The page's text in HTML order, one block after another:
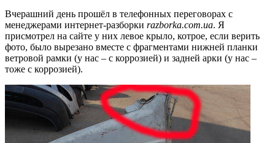
Вчерашний день прошёл в телефонных переговорах с
менеджерами интернет-разборки razborka.com.ua. Я
присмотрел на сайте у них левое крыло, котрое, если верить
фото, было вырезано вместе с фрагментами нижней планки
ветровой рамки (у нас – с коррозией) и задней арки (у нас –
тоже с коррозией).